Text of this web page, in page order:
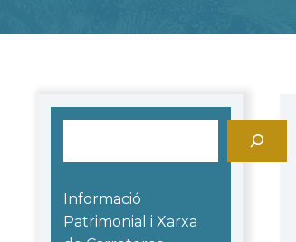
Informació
Patrimonial i Xarxa